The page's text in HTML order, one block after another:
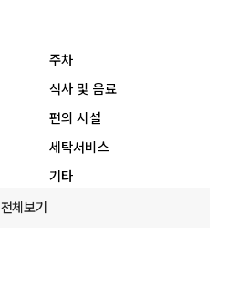
주차
식사 및 음료
편의 시설
세탁서비스
기타
전체보기